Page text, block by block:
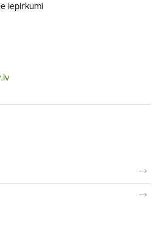
iepirkumi